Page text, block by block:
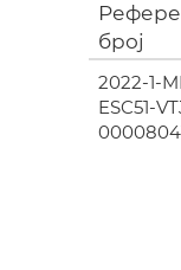
број
2022-1-
ESC51-